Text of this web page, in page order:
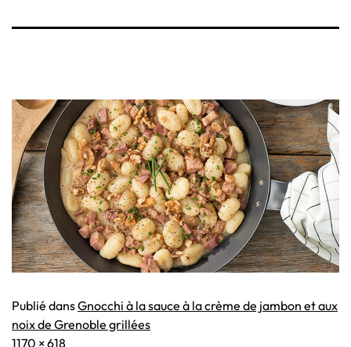
Publié dansGnocchi à la sauce à la crème de jambon et aux
noix de Grenoble grillées
Taille
1170 × 618